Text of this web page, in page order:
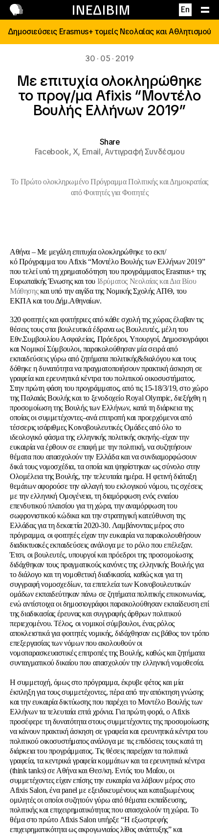
ΙΝΕΔΙΒΙΜ En
Επικοινωνία
Δημοσιεύσεις Erasmus+ τομείς Νεολαίας και Αθλητισμού
30 · 05 · 2019
Με επιτυχία ολοκληρώθηκε
το προγ/μα Afixis “Μοντέλο
Βουλής Ελλήνων 2019”
Share
Facebook,X, Email,Αντιγραφή Συνδέσμου
Το Πρώτο ολοκληρωμένο Πρόγραμμα Πολιτικής και Δημοκρατίας
από Φοιτητές για Φοιτητές
Aθήνα – Με μεγάλη επιτυχία ολοκληρώθηκε το εκπ/
κό Πρόγραμμα του Afixis “Μοντέλο Βουλής των Ελλήνων 2019”
που τελεί υπό τη χρηματοδότηση του προγράμματος Erasmus+ της
Ευρωπαϊκής Ένωσης και του Ιδρύματος Νεολαίας και Δια Βίου
Μάθησηςκαι υπό την αιγίδα της Νομικής Σχολής ΑΠΘ, του
ΕΚΠΑ και του Δήμ.Αθηναίων.
320 φοιτητές και φοιτήτριες από κάθε σχολή της χώρας έλαβαν τις
θέσεις τους στα βουλευτικά έδρανα ως Βουλευτές, μέλη του
Εθν.Συμβουλίου Ασφαλείας, Πρόεδροι, Υπουργοί, Δημοσιογράφοι
και Νομικοί Σύμβουλοι, παρακολούθησαν μία σειρά από
εκπαιδεύσεις γύρω από ζητήματα πολιτικής&διαλόγου και τους
δόθηκε η δυνατότητα να πραγματοποιήσουν πρακτική άσκηση σε
γραφεία και ερευνητικά κέντρα του πολιτικού οικοσυστήματος.
Στην πρώτη φάση του προγράμματος, από τις 15-18/3/19, στο χώρο
της Παλαιάς Βουλής και το ξενοδοχείο Royal Olympic, διεξήχθη η
προσομοίωση της Βουλής των Ελλήνων, κατά τη διάρκεια της
οποίας οι συμμετέχοντες–ανά επιτροπή και προερχόμενοι από
τέσσερις ισάριθμες Κοινοβουλευτικές Ομάδες από όλο το
ιδεολογικό φάσμα της ελληνικής πολιτικής σκηνής–είχαν την
ευκαιρία να έρθουν σε επαφή με την πολιτική, να συζητήσουν
θέματα που απασχολούν την Ελλάδα και να συνδιαμορφώσουν
δικά τους νομοσχέδια, τα οποία και ψηφίστηκαν ως σύνολο στην
Ολομέλεια της Βουλής, την τελευταία ημέρα. Η φετινή διάταξη
θεμάτων αφορούσε την αλλαγή του εκλογικού νόμου, τις σχέσεις
με την ελληνική Ομογένεια, τη διαμόρφωση ενός ενιαίου
επενδυτικού πλαισίου για τη χώρα, την αναμόρφωση του
σωφρονιστικού κώδικα και την στρατηγική κατεύθυνση της
Ελλάδας για τη δεκαετία 2020-30. Λαμβάνοντας μέρος στο
πρόγραμμα, οι φοιτητές είχαν την ευκαιρία να παρακολουθήσουν
διαδικτυακές εκπαιδεύσεις ανάλογα με το ρόλο που επέλεξαν.
Έτσι, οι βουλευτές, υπουργοί και πρόεδροι της προσομοίωσης
διδάχθηκαν τους πραγματικούς κανόνες της ελληνικής Βουλής για
το διάλογο και τη νομοθετική διαδικασία, καθώς και για τη
συγγραφή νομοσχεδίων, τα επιτελεία των Κοινοβουλευτικών
ομάδων εκπαιδεύτηκαν πάνω σε ζητήματα πολιτικής επικοινωνίας,
ενώ αντίστοιχα οι δημοσιογράφοι παρακολούθησαν εκπαίδευση επί
της διαδικασίας έρευνας και συγγραφής άρθρων πολιτικού
περιεχομένου. Τέλος, οι νομικοί σύμβουλοι, ένας ρόλος
αποκλειστικά για φοιτητές νομικής, διδάχθησαν εις βάθος τον τρόπο
επεξεργασίας των νόμων που ακολουθούν οι
νομοπαρασκευαστικές επιτροπές της Βουλής, καθώς και ζητήματα
συνταγματικού δικαίου που απασχολούν την ελληνική νομοθεσία.
Η συμμετοχή, όμως στο πρόγραμμα, έκρυβε φέτος και μία
έκπληξη για τους συμμετέχοντες, πέρα από την απόκτηση γνώσης
και την ευκαιρία δικτύωσης που παρέχει το Μοντέλο Βουλής των
Ελλήνων τα τελευταία επτά χρόνια. Για πρώτη φορά, ο Afixis
προσέφερε τη δυνατότητα στους συμμετέχοντες της προσομοίωσης
να κάνουν πρακτική άσκηση σε γραφεία και ερευνητικά κέντρα του
πολιτικού οικοσυστήματος ανάλογα με τις επιδόσεις τους κατά τη
διάρκεια του προγράμματος. Τις θέσεις παρείχαν τα πολιτικά
γραφεία, τα κεντρικά γραφεία κομμάτων και τα ερευνητικά κέντρα
(think tanks) σε Αθήνα και Θεσ/κη. Εντός του Μαΐου, οι
συμμετέχοντες είχαν επίσης την ευκαιρία να λάβουν μέρος στο
Afixis Salon, ένα panel με εξειδικευμένους και καταξιωμένους
ομιλητές οι οποίοι συζητούν γύρω από θέματα εκπαίδευσης,
πολιτικής και επιχειρηματικότητας που απασχολούν τη χώρα. Το
θέμα στο πρώτο Afixis Salon υπήρξε “Η εξωστρεφής
επιχειρηματικότητα ως ακρογωνιαίος λίθος ανάπτυξης” και